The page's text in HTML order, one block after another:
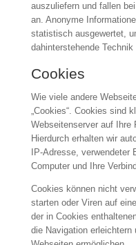
auszuliefern und fallen
an. Anonyme
statistisch ausgewertet,
dahinterstehende
Cookies
Wie viele andere
„Cookies“. Cookies sind
Webseitenserver auf Ihre
Hierdurch erhalten wir
IP-Adresse,
Computer und Ihre
Cookies können nicht
starten oder Viren auf
der in Cookies
die Navigation erleichtern